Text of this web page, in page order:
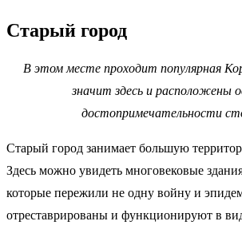
Старый город
В этом месте проходит популярная
значит здесь и расположены
достопримечательности
Старый город занимает большую
Здесь можно увидеть многовековые
которые пережили не одну войну и
отреставрированы и функционируют в